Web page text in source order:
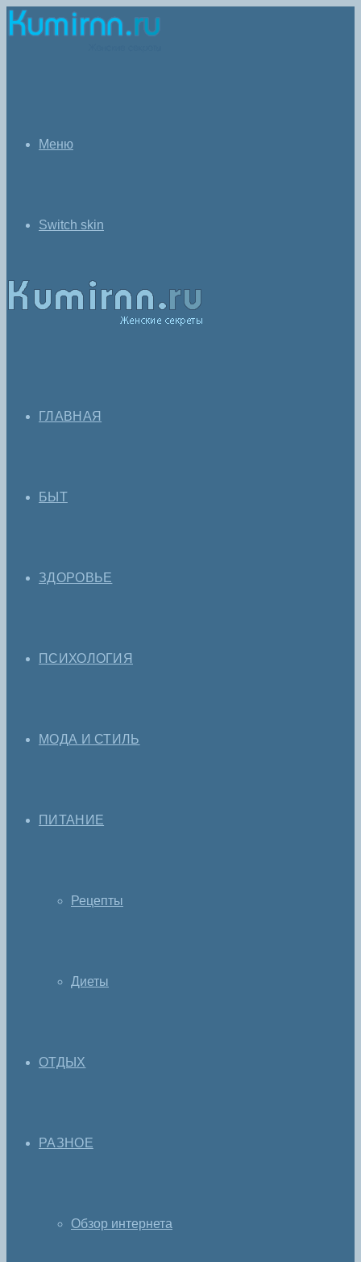
Меню
Switch skin
ГЛАВНАЯ
БЫТ
ЗДОРОВЬЕ
ПСИХОЛОГИЯ
МОДА И СТИЛЬ
ПИТАНИЕ
Рецепты
Диеты
ОТДЫХ
РАЗНОЕ
Обзор интернета